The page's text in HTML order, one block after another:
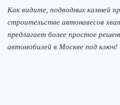
Как видите, подводных камней
строительстве автонавесов
предлагает более простое
автомобилей в Москве под ключ!